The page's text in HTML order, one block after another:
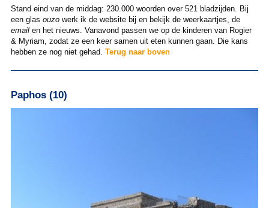
Stand eind van de middag: 230.000 woorden over 521 bladzijden. Bij
een glas ouzowerk ik de website bij en bekijk de weerkaartjes, de
emailen het nieuws. Vanavond passen we op de kinderen van Rogier
& Myriam, zodat ze een keer samen uit eten kunnen gaan. Die kans
hebben ze nog niet gehad. Terug naar boven
Paphos (10)